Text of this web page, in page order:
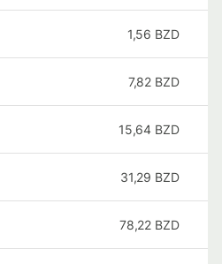
1,56 BZD
7,82 BZD
15,64 BZD
31,29 BZD
78,22 BZD